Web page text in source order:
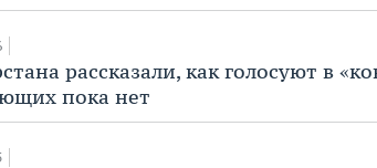
рассказали, как голосуют в
пока нет